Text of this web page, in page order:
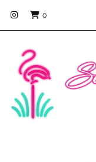
0